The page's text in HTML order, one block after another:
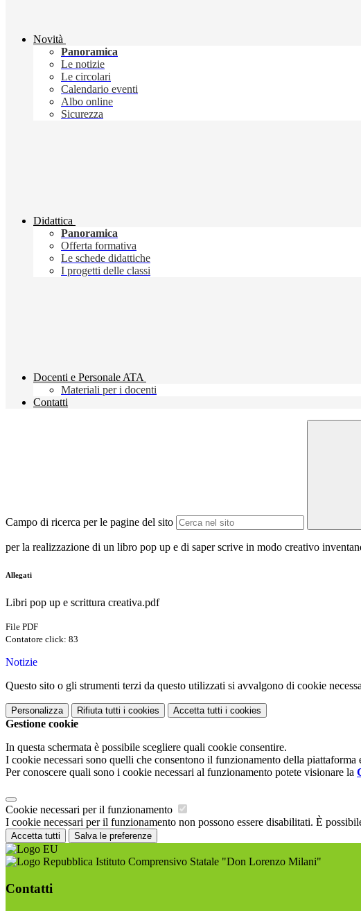
Novità
Panoramica
Le notizie
Le circolari
Calendario eventi
Albo online
Sicurezza
Didattica
Panoramica
Offerta formativa
Le schede didattiche
I progetti delle classi
Docenti e Personale ATA
Materiali per i docenti
Contatti
Campo di ricerca per le pagine del sito
per la realizzazione di un libro pop up e di saper scrive in modo creativo
Allegati
Libri pop up e scrittura creativa.pdf
File PDF
Contatore click: 83
Notizie
Questo sito o gli strumenti terzi da questo utilizzati si avvalgono di cookie
Personalizza Rifiuta tutti i cookies Accetta tutti i cookies
Gestione cookie
In questa schermata è possibile scegliere quali cookie consentire.
I cookie necessari sono quelli che consentono il funzionamento della
Per conoscere quali sono i cookie necessari al funzionamento potete visionare la
Cookie necessari per il funzionamento
I cookie necessari per il funzionamento non possono essere disabilitati. È
Accetta tutti Salva le preferenze
Istituto Comprensivo Statale "Don Lorenzo Milani"
Contatti